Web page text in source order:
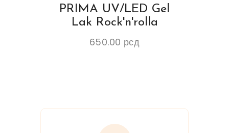
PRIMA UV/LED Gel
Lak Rock'n'rolla
650.00 рсд